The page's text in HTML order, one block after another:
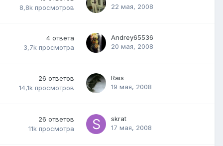
8,8k просмотров
22 мая, 2008
4 ответа
3,7k просмотра
Andrey65536
20 мая, 2008
26 ответов
14,1k просмотров
Rais
19 мая, 2008
26 ответов
11k просмотра
skrat
17 мая, 2008